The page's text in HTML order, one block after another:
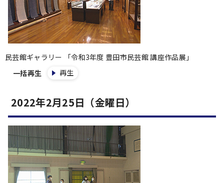
民芸館ギャラリー 「令和3年度 豊田市民芸館 講座作品展」
一括再生
再生
2022年2月25日（金曜日）